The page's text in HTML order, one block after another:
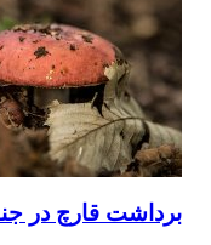
برداشت قارچ در